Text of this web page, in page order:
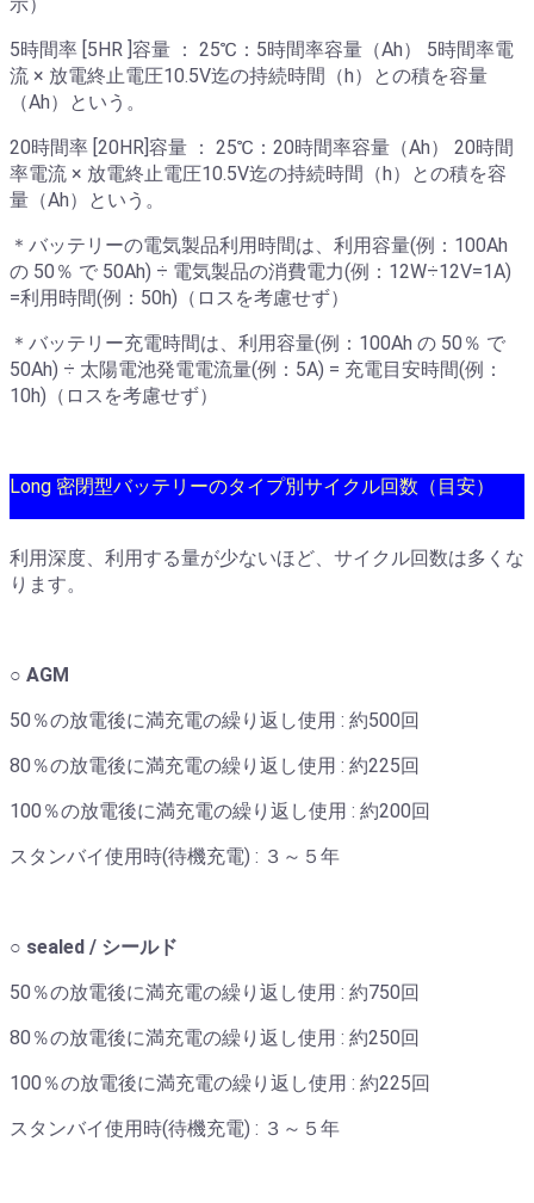
5時間率 [5HR ]容量 ： 25℃：5時間率容量（Ah） 5時間率電
流 × 放電終止電圧10.5V迄の持続時間（h）との積を容量
（Ah）という。
20時間率 [20HR]容量 ： 25℃：20時間率容量（Ah） 20時間
率電流 × 放電終止電圧10.5V迄の持続時間（h）との積を容
量（Ah）という。
＊バッテリーの電気製品利用時間は、利用容量(例：100Ah
の 50％ で 50Ah) ÷ 電気製品の消費電力(例：12W÷12V=1A)
=利用時間(例：50h)（ロスを考慮せず）
＊バッテリー充電時間は、利用容量(例：100Ah の 50％ で
50Ah) ÷ 太陽電池発電電流量(例：5A) = 充電目安時間(例：
10h)（ロスを考慮せず）
Long 密閉型バッテリーのタイプ別サイクル回数（目安）
利用深度、利用する量が少ないほど、サイクル回数は多くな
ります。
○ AGM
50％の放電後に満充電の繰り返し使用 : 約500回
80％の放電後に満充電の繰り返し使用 : 約225回
100％の放電後に満充電の繰り返し使用 : 約200回
スタンバイ使用時(待機充電) : ３～５年
○ sealed / シールド
50％の放電後に満充電の繰り返し使用 : 約750回
80％の放電後に満充電の繰り返し使用 : 約250回
100％の放電後に満充電の繰り返し使用 : 約225回
スタンバイ使用時(待機充電) : ３～５年